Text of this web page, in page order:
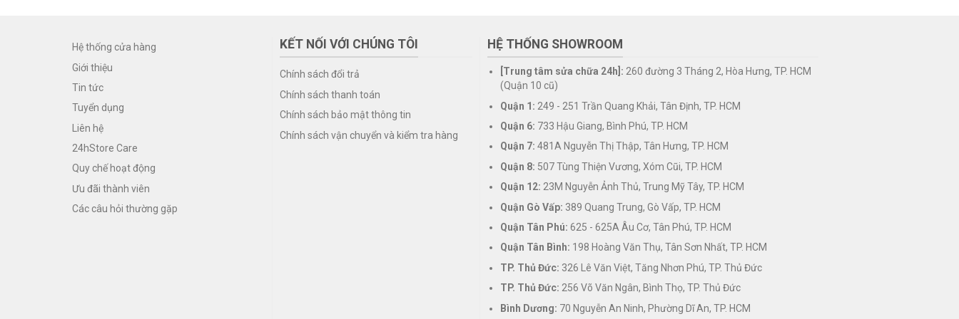
Hệ thống cửa hàng
Giới thiệu
Tin tức
Tuyển dụng
Liên hệ
24hStore Care
Quy chế hoạt động
Ưu đãi thành viên
Các câu hỏi thường gặp
KẾT NỐI VỚI CHÚNG TÔI
Chính sách đổi trả
Chính sách thanh toán
Chính sách bảo mật thông tin
Chính sách vận chuyển và kiểm tra hàng
HỆ THỐNG SHOWROOM
[Trung tâm sửa chữa 24h]: 260 đường 3 Tháng 2, Hòa Hưng, TP. HCM
(Quận 10 cũ)
Quận 1: 249 - 251 Trần Quang Khải, Tân Định, TP. HCM
Quận 6: 733 Hậu Giang, Bình Phú, TP. HCM
Quận 7: 481A Nguyễn Thị Thập, Tân Hưng, TP. HCM
Quận 8: 507 Tùng Thiện Vương, Xóm Cũi, TP. HCM
Quận 12: 23M Nguyễn Ảnh Thủ, Trung Mỹ Tây, TP. HCM
Quận Gò Vấp: 389 Quang Trung, Gò Vấp, TP. HCM
Quận Tân Phú: 625 - 625A Âu Cơ, Tân Phú, TP. HCM
Quận Tân Bình: 198 Hoàng Văn Thụ, Tân Sơn Nhất, TP. HCM
TP. Thủ Đức: 326 Lê Văn Việt, Tăng Nhơn Phú, TP. Thủ Đức
TP. Thủ Đức: 256 Võ Văn Ngân, Bình Thọ, TP. Thủ Đức
Bình Dương: 70 Nguyễn An Ninh, Phường Dĩ An, TP. HCM